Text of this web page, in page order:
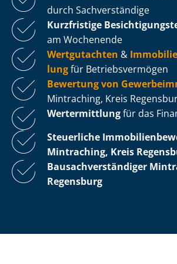
durch Sachverständige
Kurzfristige
am Wochenende
Wertgutachten &
lungfür Be­triebs­ver­mö­gen
Bewertung von
Mintraching, Kreis
Wertermittlungfür das
Steuerliche
Mintraching, Kreis
Bau­sach­ver­stän­di­ger
Regensburg